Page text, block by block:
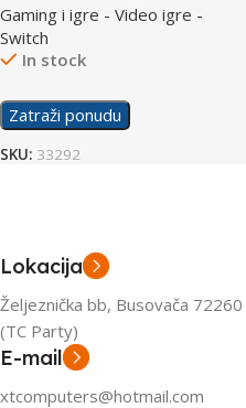
Gaming i igre - Video igre -
Switch
In stock
Zatraži ponudu
SKU: 33292
Lokacija
Željeznička bb, Busovača 72260
(TC Party)
E-mail
xtcomputers@hotmail.com